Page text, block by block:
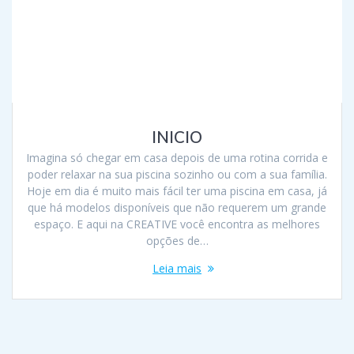
INICIO
Imagina só chegar em casa depois de uma rotina corrida e
poder relaxar na sua piscina sozinho ou com a sua família.
Hoje em dia é muito mais fácil ter uma piscina em casa, já
que há modelos disponíveis que não requerem um grande
espaço. E aqui na CREATIVE você encontra as melhores
opções de…
Leia mais